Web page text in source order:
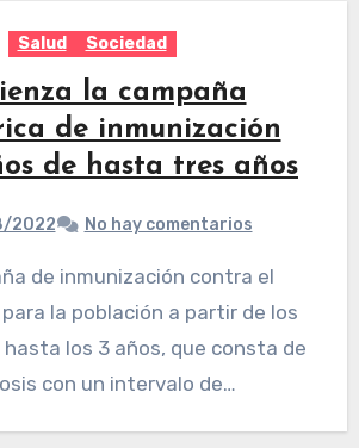
Salud Sociedad
la campaña
de inmunización
de hasta tres años
2022 No hay comentarios
la población a partir de los
hasta los 3 años, que consta de
con un intervalo de…